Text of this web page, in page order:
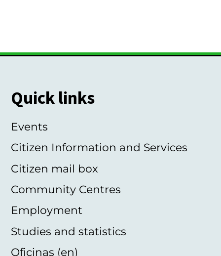
Quick links
Events
Citizen Information and Services
Citizen mail box
Community Centres
Employment
Studies and statistics
Oficinas (en)